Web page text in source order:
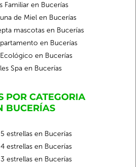
Familiar en Bucerías
de Miel en Bucerías
mascotas en Bucerías
en Bucerías
en Bucerías
Spa en Bucerías
POR CATEGORIA
BUCERÍAS
estrellas en Bucerías
estrellas en Bucerías
estrellas en Bucerías